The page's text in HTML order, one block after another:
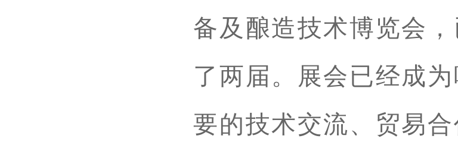
备及酿造技术博览会
了两届。展会已经成
要的技术交流、贸易